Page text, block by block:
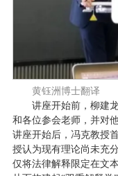
黄钰洲博士翻译
讲座开始前，柳建
和各位参会老师，并对
讲座开始后，冯克教授
授认为现有理论尚未充
仅将法律解释限定在文